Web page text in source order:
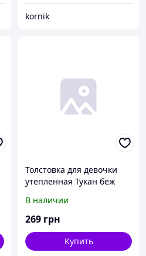
kornik
Толстовка для девочки
утепленная Тукан беж
В наличии
269 грн
Купить